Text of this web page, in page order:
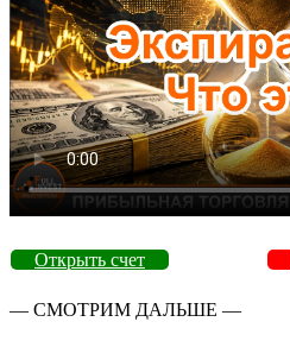
Открыть счет
— СМОТРИМ ДАЛЬШЕ —